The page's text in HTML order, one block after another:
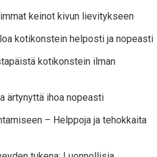
keinot kivun lievitykseen
kotikonstein helposti ja nopeasti
kotikonstein ilman
ärtynyttä ihoa nopeasti
– Helppoja ja tehokkaita